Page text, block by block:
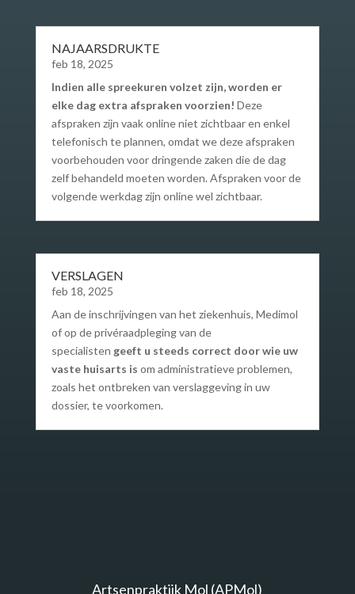
NAJAARSDRUKTE
feb 18, 2025
Indien alle spreekuren volzet zijn, worden er
elke dag extra afspraken voorzien! ​ Deze
afspraken zijn vaak online niet zichtbaar en enkel
telefonisch te plannen, omdat we deze afspraken
voorbehouden voor dringende zaken die de dag
zelf behandeld moeten worden. Afspraken voor de
volgende werkdag zijn online wel zichtbaar.
VERSLAGEN
feb 18, 2025
Aan de inschrijvingen van het ziekenhuis, Medimol
of op de privéraadpleging van de
specialisten geeft u steeds correct door wie uw
vaste huisarts is om administratieve problemen,
zoals het ontbreken van verslaggeving in uw
dossier, te voorkomen.
Artsenpraktijk Mol (APMol)